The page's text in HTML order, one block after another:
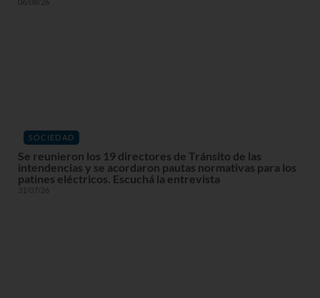
SOCIEDAD
Se reunieron los 19 directores de Tránsito de las
intendencias y se acordaron pautas normativas para los
patines eléctricos. Escuchá la entrevista
31/07/26